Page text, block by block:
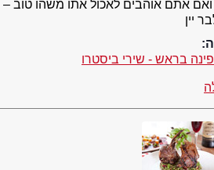
אתם אוהבים לאכול אתו משהו טוב –
יין
פינה בראש - שירי ביסטרו